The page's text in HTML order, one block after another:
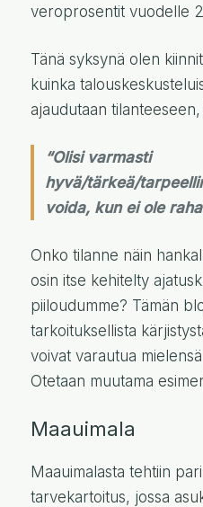
veroprosentit vuodelle
Tänä syksynä olen
kuinka
ajaudutaan
“Olisi varmasti
hyvä/tärkeä/
voida, kun ei ole
Onko tilanne näin
osin itse kehitelty
piiloudumme? Tämän
tarkoituksellista
voivat varautua
Otetaan muutama
Maauimala
Maauimalasta tehtiin
tarvekartoitus, jossa